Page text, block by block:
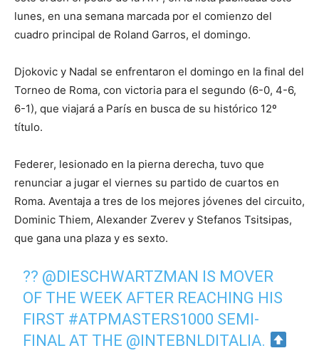
lunes, en una semana marcada por el comienzo del
cuadro principal de Roland Garros, el domingo.
Djokovic y Nadal se enfrentaron el domingo en la final del
Torneo de Roma, con victoria para el segundo (6-0, 4-6,
6-1), que viajará a París en busca de su histórico 12º
título.
Federer, lesionado en la pierna derecha, tuvo que
renunciar a jugar el viernes su partido de cuartos en
Roma. Aventaja a tres de los mejores jóvenes del circuito,
Dominic Thiem, Alexander Zverev y Stefanos Tsitsipas,
que gana una plaza y es sexto.
?? @DIESCHWARTZMAN IS MOVER
OF THE WEEK AFTER REACHING HIS
FIRST #ATPMASTERS1000 SEMI-
FINAL AT THE @INTEBNLDITALIA.